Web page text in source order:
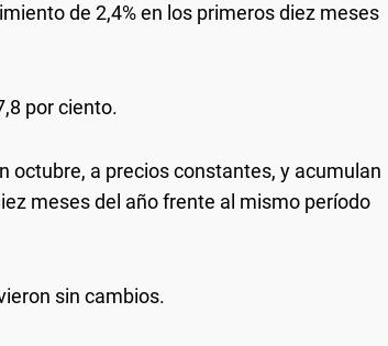
de 2,4% en los primeros diez meses
por ciento.
octubre, a precios constantes, y acumulan
meses del año frente al mismo período
sin cambios.